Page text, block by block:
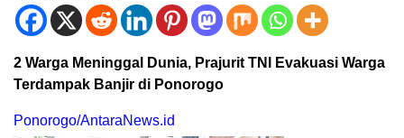
2 Warga Meninggal Dunia, Prajurit TNI Evakuasi Warga
Terdampak Banjir di Ponorogo
Ponorogo/AntaraNews.id